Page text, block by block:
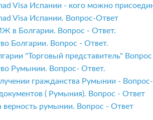
Visa Испании - кого можно
Visa Испании. Вопрос-Ответ
в Болгарии. Вопрос - Ответ.
Болгарии. Вопрос - Ответ.
"Торговый представитель"
Румынии. Вопрос- Ответ.
гражданства Румынии -
( Румыния). Вопрос - Ответ
верность румынии. Вопрос - Ответ